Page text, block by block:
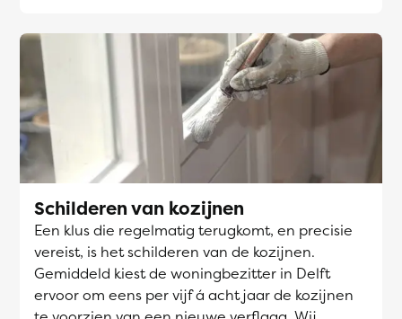
Schilderen van kozijnen
Een klus die regelmatig terugkomt, en precisie
vereist, is het schilderen van de kozijnen.
Gemiddeld kiest de woningbezitter in Delft
ervoor om eens per vijf á acht jaar de kozijnen